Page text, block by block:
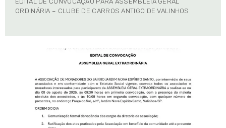
ORDINÁRIA – CLUBE DE CARROS ANTIGO DE VALINHOS